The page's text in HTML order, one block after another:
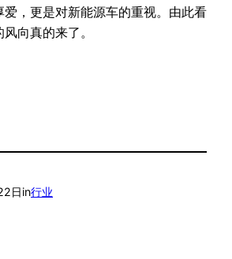
爱，更是对新能源车的重视。由此看
向真的来了。
日in行业